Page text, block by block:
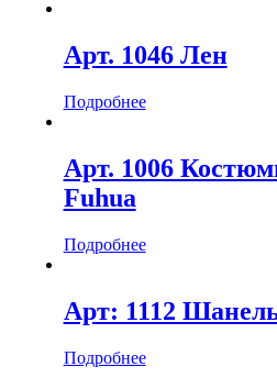
Арт. 1046 Лен
Подробнее
Арт. 1006
Fuhua
Подробнее
Арт: 1112
Подробнее